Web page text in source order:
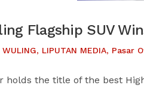
Flagship SUV
WULING, LIPUTAN MEDIA, Pasar
holds the title of the best